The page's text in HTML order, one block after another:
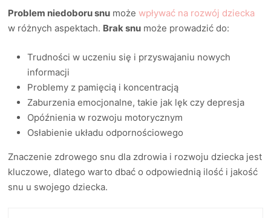
Problem niedoboru snu możewpływać na rozwój dziecka
w różnych aspektach. Brak snu może prowadzić do:
Trudności w uczeniu się i przyswajaniu nowych
informacji
Problemy z pamięcią i koncentracją
Zaburzenia emocjonalne, takie jak lęk czy depresja
Opóźnienia w rozwoju motorycznym
Osłabienie układu odpornościowego
Znaczenie zdrowego snu dla zdrowia i rozwoju dziecka jest
kluczowe, dlatego warto dbać o odpowiednią ilość i jakość
snu u swojego dziecka.